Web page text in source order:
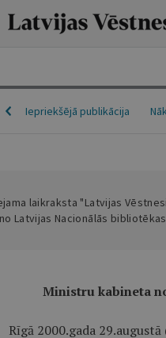
Iepriekšējā publikācija
laikraksta "Latvijas
Latvijas Nacionālās
Ministru kabineta
Rīgā 2000.gada